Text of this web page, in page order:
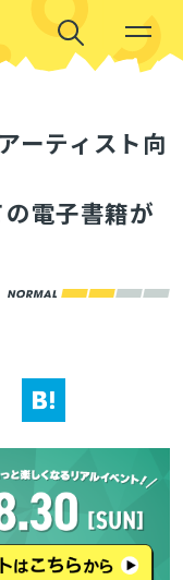
ーティスト向
電子書籍が